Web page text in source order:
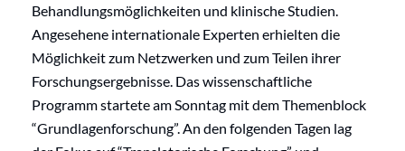
Behandlungsmöglichkeiten und klinische Studien.
Angesehene internationale Experten erhielten die
Möglichkeit zum Netzwerken und zum Teilen ihrer
Forschungsergebnisse. Das wissenschaftliche
Programm startete am Sonntag mit dem Themenblock
“Grundlagenforschung”. An den folgenden Tagen lag